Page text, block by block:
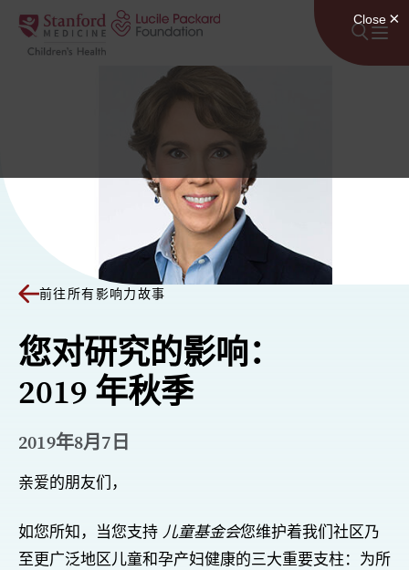
跳至内容
前往所有影响力故事
您对研究的影响：
2019 年秋季
2019年8月7日
亲爱的朋友们，
如您所知，当您支持 儿童基金会您维护着我们社区乃
至更广泛地区儿童和孕产妇健康的三大重要支柱：为所